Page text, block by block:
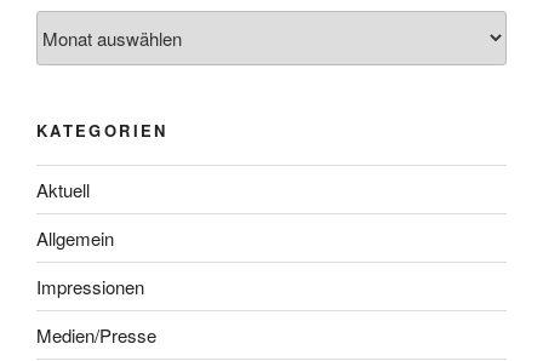
KATEGORIEN
Aktuell
Allgemein
Impressionen
Medien/Presse